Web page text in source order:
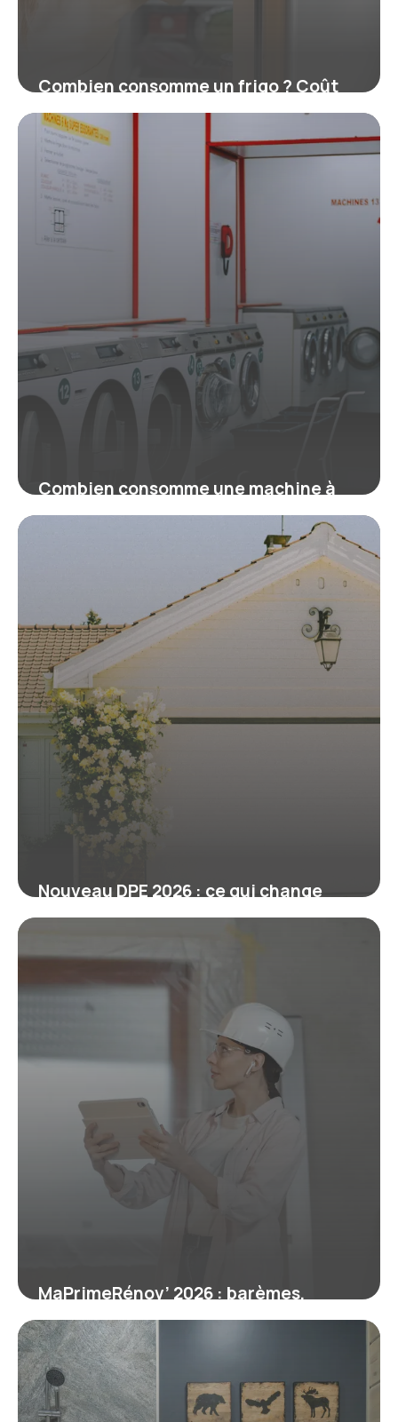
Combien consomme un frigo ? Coût
réel et kWh par an
16 juillet 2026
Combien consomme une machine à
laver ? Guide malin pour payer moins
Nouveau DPE 2026 : ce qui change
pour votre logement et vos travaux
MaPrimeRénov’ 2026 : barèmes,
conditions et nouveautés de la
rénovation énergétique
6 juin 2026